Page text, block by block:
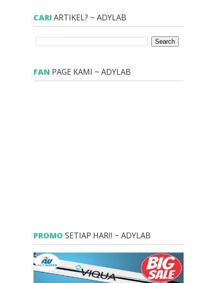
CARI ARTIKEL? ~ ADYLAB
FAN PAGE KAMI ~ ADYLAB
PROMO SETIAP HARI! ~ ADYLAB